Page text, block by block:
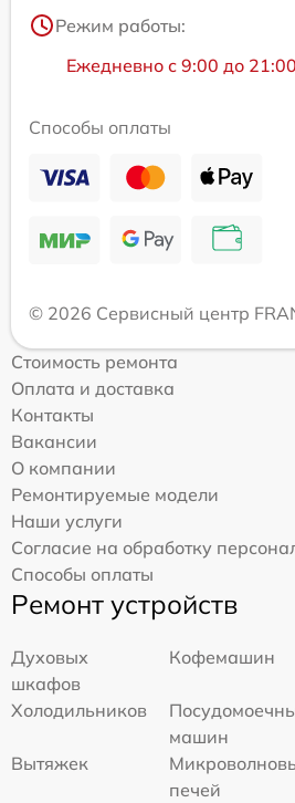
Режим работы:
Ежедневно с 9:00 до 21:00
Способы оплаты
© 2026 Сервисный центр
Стоимость ремонта
Оплата и доставка
Контакты
Вакансии
О компании
Ремонтируемые модели
Наши услуги
Согласие на обработку
Способы оплаты
Ремонт устройств
Духовых
шкафов
Кофемашин
Холодильников
машин
Вытяжек
печей